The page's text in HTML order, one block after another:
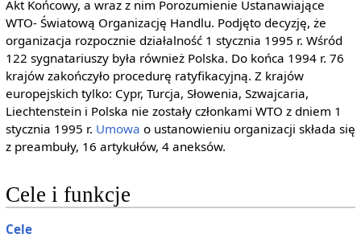
Akt Końcowy, a wraz z nim Porozumienie Ustanawiające
WTO- Światową Organizację Handlu. Podjęto decyzję, że
organizacja rozpocznie działalność 1 stycznia 1995 r. Wśród
122 sygnatariuszy była również Polska. Do końca 1994 r. 76
krajów zakończyło procedurę ratyfikacyjną. Z krajów
europejskich tylko: Cypr, Turcja, Słowenia, Szwajcaria,
Liechtenstein i Polska nie zostały członkami WTO z dniem 1
stycznia 1995 r. Umowa o ustanowieniu organizacji składa się
z preambuły, 16 artykułów, 4 aneksów.
Cele i funkcje
Cele